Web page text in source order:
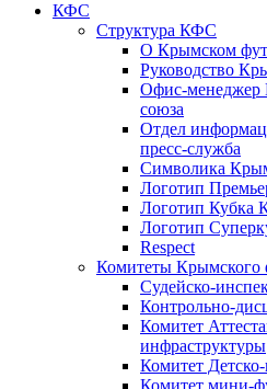
КФС
Структура КФС
О Крымском
Руководство
Офис-менеджер
союза
Отдел
пресс-служба
Символика
Логотип
Логотип Кубка
Логотип
Respect
Комитеты Крымского
Судейско-
Контрольно-
Комитет
инфраструктуры
Комитет
Комитет мини-